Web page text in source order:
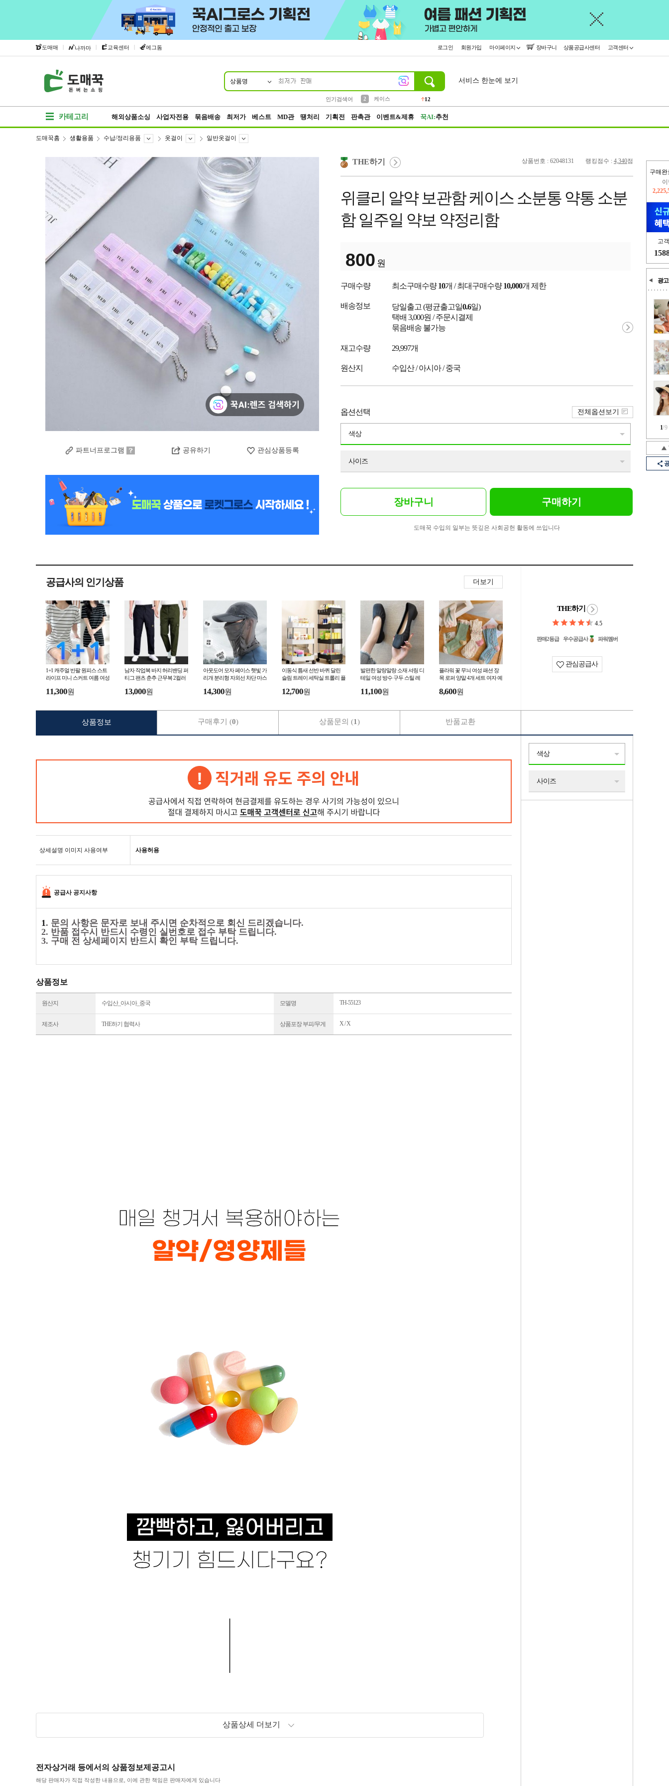
도매매 | 나까마 | 교육센터 | 에그돔 로그인 회원가입 마이페이지 장바구니 상품공급사센터 고객센터
상품명
인기검색어
2
케이스
12
서비스 한눈에 보기
카테고리 해외상품소싱 사업자전용 묶음배송 최저가 베스트 MD관 땡처리 기획전 판촉관 이벤트&제휴 꾹AI:추천
구매완
고
광고
1/9
도매꾹홈 생활용품 수납/정리용품 옷걸이 일반옷걸이
파트너프로그램 공유하기 관심상품등록
상품번호 : 62048131 랭킹점수 : 4,340점
THE하기
위클리 알약 보관함 케이스 소분통 약통 소분
함 일주일 약보 약정리함
800 원
구매수량 최소구매수량10개 / 최대구매수량10,000개 제한
배송정보 당일출고 (평균출고일0.6일)
택배 3,000원 / 주문시결제
묶음배송 불가능
재고수량 29,997개
원산지 수입산 / 아시아 / 중국
옵션선택
색상
사이즈
전체옵션보기
장바구니 구매하기
도매꾹 수입의 일부는 뜻깊은 사회공헌 활동에 쓰입니다
공급사의 인기상품 더보기
1+1 캐주얼 반팔 원피스 스트
라이프 미니 스커트 여름 여성
11,300원
남자 작업복 바지 허리밴딩 퍼
티그 팬츠 춘추 근무복 2컬러
13,000원
아웃도어 모자 페이스 햇빛 가
리개 분리형 자외선 차단 마스
14,300원
이동식 틈새 선반 바퀴 달린
슬림 트레이 세탁실 트롤리 플
12,700원
발편한 말랑말랑 소재 셔링 디
테일 여성 방수 구두 스틸 레
11,100원
플라워 꽃 무늬 여성 패션 장
목 로퍼 양말 4개 세트 여자 예
8,600원
THE하기
4.5
판매2등급 우수공급사 파워멤버
관심공급사
상세설명 이미지 사용여부 사용허용
공급사 공지사항
1. 문의 사항은 문자로 보내 주시면 순차적으로 회신 드리겠습니다.
2. 반품 접수시 반드시 수령인 실번호로 접수 부탁 드립니다.
3. 구매 전 상세페이지 반드시 확인 부탁 드립니다.
상품정보
원산지 수입산_아시아_중국 모델명 TH-55123
제조사 THE하기 협력사 상품포장 부피/무게 X / X
상품상세 더보기
전자상거래 등에서의 상품정보제공고시
해당 판매자가 직접 작성한 내용으로, 이에 관한 책임은 판매자에게 있습니다
상품정보 구매후기 (0) 상품문의 (1) 반품교환
색상
사이즈